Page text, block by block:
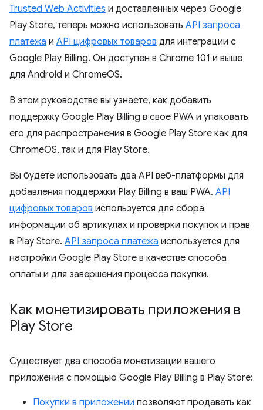
Trusted Web Activities и доставленных через Google
Play Store, теперь можно использовать API запроса
платежа и API цифровых товаров для интеграции с
Google Play Billing. Он доступен в Chrome 101 и выше
для Android и ChromeOS.
В этом руководстве вы узнаете, как добавить
поддержку Google Play Billing в свое PWA и упаковать
его для распространения в Google Play Store как для
ChromeOS, так и для Play Store.
Вы будете использовать два API веб-платформы для
добавления поддержки Play Billing в ваш PWA. API
цифровых товаров используется для сбора
информации об артикулах и проверки покупок и прав
в Play Store. API запроса платежа используется для
настройки Google Play Store в качестве способа
оплаты и для завершения процесса покупки.
Как монетизировать приложения в
Play Store
Существует два способа монетизации вашего
приложения с помощью Google Play Billing в Play Store:
Покупки в приложении позволяют продавать как